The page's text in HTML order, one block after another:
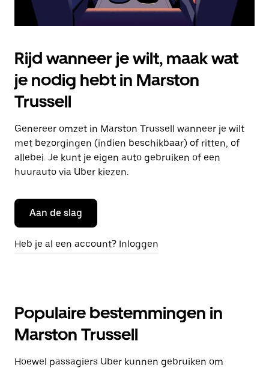
Rijd wanneer je wilt, maak wat
je nodig hebt in Marston
Trussell
Genereer omzet in Marston Trussell wanneer je wilt
met bezorgingen (indien beschikbaar) of ritten, of
allebei. Je kunt je eigen auto gebruiken of een
huurauto via Uber kiezen.
Aan de slag
Heb je al een account? Inloggen
Populaire bestemmingen in
Marston Trussell
Hoewel passagiers Uber kunnen gebruiken om